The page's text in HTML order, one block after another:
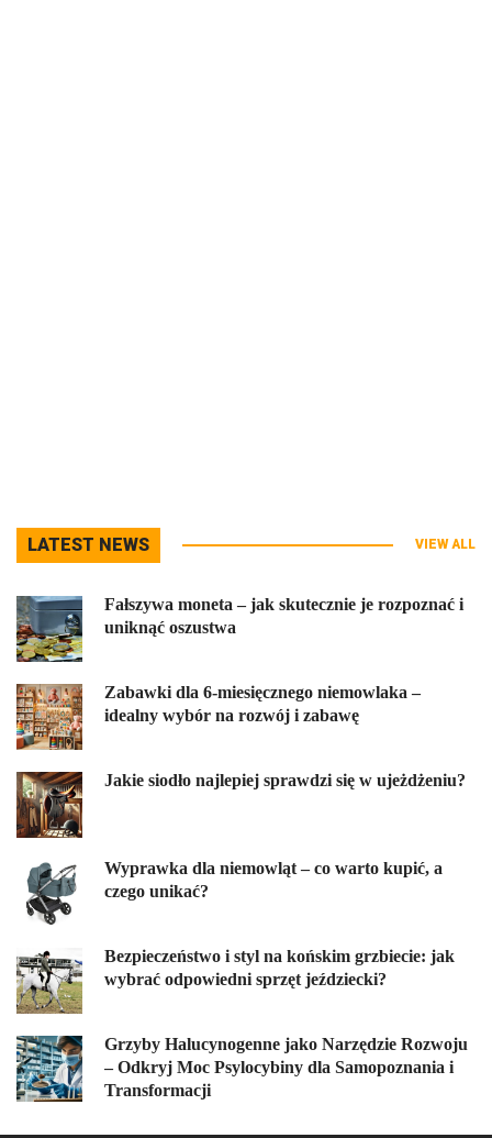
LATEST NEWS VIEW ALL
Fałszywa moneta – jak skutecznie je rozpoznać i
uniknąć oszustwa
Zabawki dla 6-miesięcznego niemowlaka –
idealny wybór na rozwój i zabawę
Jakie siodło najlepiej sprawdzi się w ujeżdżeniu?
Wyprawka dla niemowląt – co warto kupić, a
czego unikać?
Bezpieczeństwo i styl na końskim grzbiecie: jak
wybrać odpowiedni sprzęt jeździecki?
Grzyby Halucynogenne jako Narzędzie Rozwoju
– Odkryj Moc Psylocybiny dla Samopoznania i
Transformacji